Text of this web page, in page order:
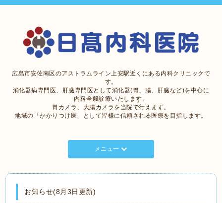
広島市安佐南区のアストラムライン上安駅近くにある内科クリニックで
す。
消化器病専門医、肝臓専門医として消化器(胃、腸、肝臓など)を中心に
内科全般診療いたします。
胃カメラ、大腸カメラを当院で行えます。
地域の「かかりつけ医」として皆様に信頼される医療を目指します。
メニュー
お知らせ(8月3日更新)